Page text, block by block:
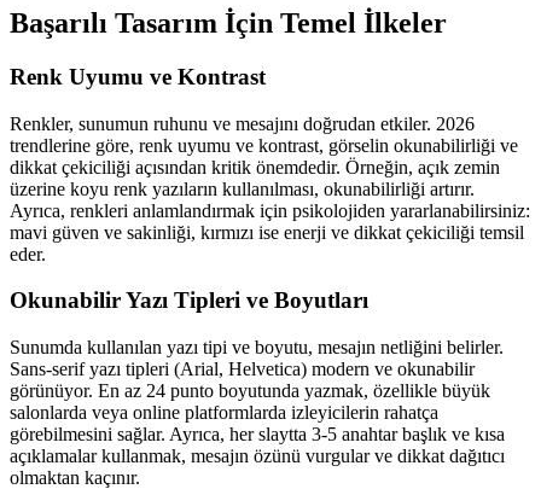
Başarılı Tasarım İçin Temel İlkeler
Renk Uyumu ve Kontrast
Renkler, sunumun ruhunu ve mesajını doğrudan etkiler. 2026
trendlerine göre, renk uyumu ve kontrast, görselin okunabilirliği ve
dikkat çekiciliği açısından kritik önemdedir. Örneğin, açık zemin
üzerine koyu renk yazıların kullanılması, okunabilirliği artırır.
Ayrıca, renkleri anlamlandırmak için psikolojiden yararlanabilirsiniz:
mavi güven ve sakinliği, kırmızı ise enerji ve dikkat çekiciliği temsil
eder.
Okunabilir Yazı Tipleri ve Boyutları
Sunumda kullanılan yazı tipi ve boyutu, mesajın netliğini belirler.
Sans-serif yazı tipleri (Arial, Helvetica) modern ve okunabilir
görünüyor. En az 24 punto boyutunda yazmak, özellikle büyük
salonlarda veya online platformlarda izleyicilerin rahatça
görebilmesini sağlar. Ayrıca, her slaytta 3-5 anahtar başlık ve kısa
açıklamalar kullanmak, mesajın özünü vurgular ve dikkat dağıtıcı
olmaktan kaçınır.